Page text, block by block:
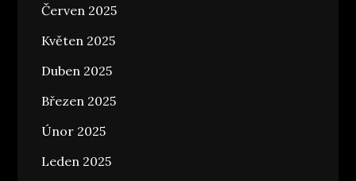
Červen 2025
Květen 2025
Duben 2025
Březen 2025
Únor 2025
Leden 2025